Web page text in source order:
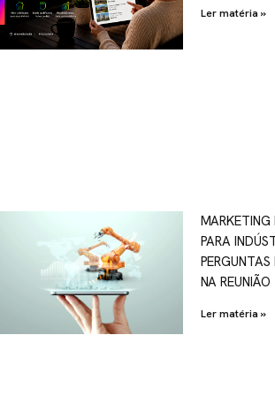
Ler matéria »
MARKETING
PARA
NA REUNIÃO
Ler matéria »